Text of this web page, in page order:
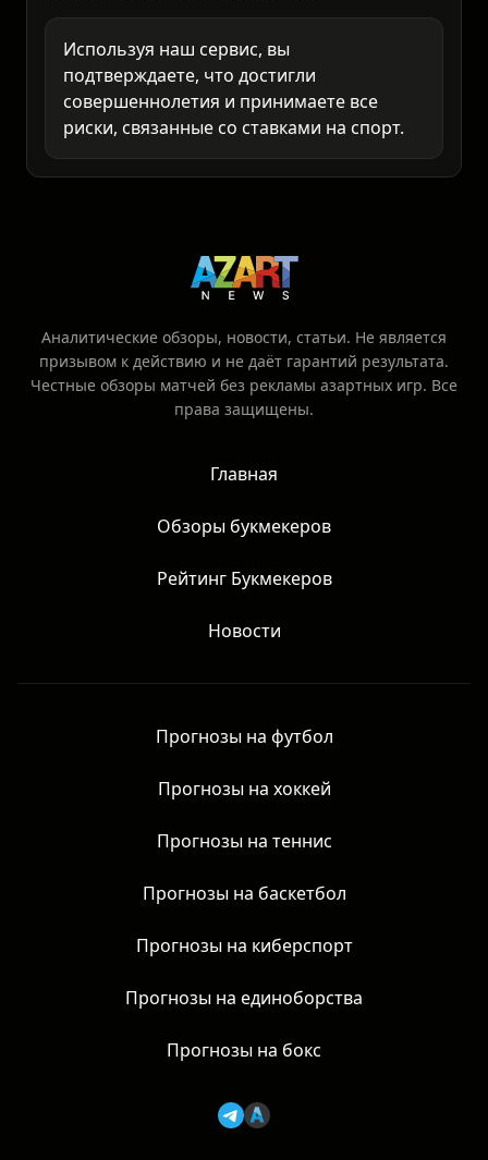
Анализируйте самостоятельно и ставьте
только то, что готовы потерять.
Используя наш сервис, вы
подтверждаете, что достигли
совершеннолетия и принимаете все
риски, связанные со ставками на спорт.
Аналитические обзоры, новости, статьи. Не является
призывом к действию и не даёт гарантий результата.
Главная
Обзоры букмекеров
Рейтинг Букмекеров
Новости
Прогнозы на футбол
Прогнозы на хоккей
Прогнозы на теннис
Прогнозы на баскетбол
Прогнозы на киберспорт
Прогнозы на единоборства
Прогнозы на бокс